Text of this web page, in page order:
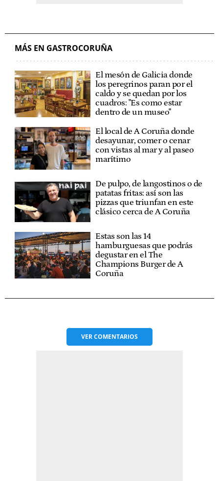
MÁS EN GASTROCORUÑA
El mesón de Galicia donde
los peregrinos paran por el
caldo y se quedan por los
cuadros: "Es como estar
dentro de un museo"
El local de A Coruña donde
desayunar, comer o cenar
con vistas al mar y al paseo
marítimo
De pulpo, de langostinos o de
patatas fritas: así son las
pizzas que triunfan en este
clásico cerca de A Coruña
Estas son las 14
hamburguesas que podrás
degustar en el The
Champions Burger de A
Coruña
VERCOMENTARIOS